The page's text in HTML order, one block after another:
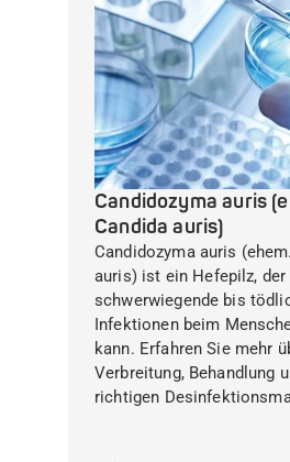
Candidozyma auris
Candida auris)
Candidozyma auris
auris) ist ein Hefepilz, der
schwerwiegende bis
Infektionen beim
kann. Erfahren Sie mehr
Verbreitung, Behandlung
richtigen